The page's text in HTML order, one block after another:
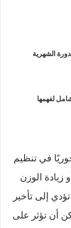
الشهرية
لفهمها
في تنظيم
زيادة الوزن
إلى تأخير
أن تؤثر على